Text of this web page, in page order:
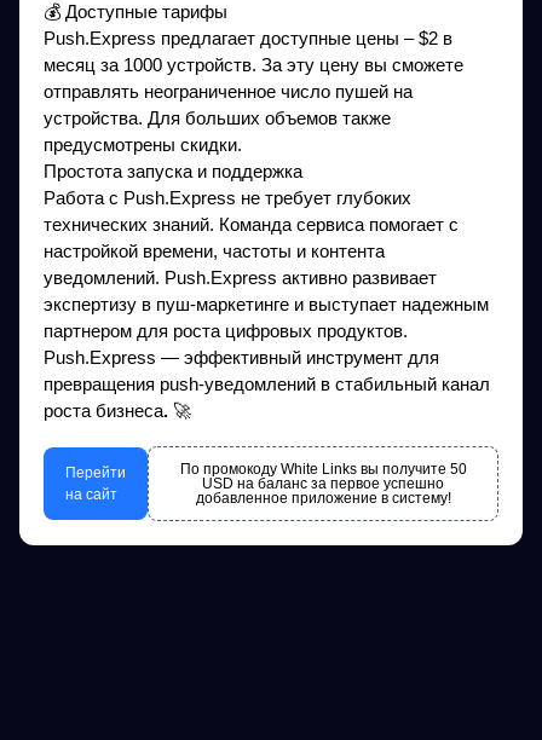
💰 Доступные тарифы
Push.Express предлагает доступные цены – $2 в
месяц за 1000 устройств. За эту цену вы сможете
отправлять неограниченное число пушей на
устройства. Для больших объемов также
предусмотрены скидки.
Простота запуска и поддержка
Работа с Push.Express не требует глубоких
технических знаний. Команда сервиса помогает с
настройкой времени, частоты и контента
уведомлений. Push.Express активно развивает
экспертизу в пуш-маркетинге и выступает надежным
партнером для роста цифровых продуктов.
Push.Express — эффективный инструмент для
превращения push-уведомлений в стабильный канал
роста бизнеса. 🚀
Перейти
на сайт
По промокоду White Links вы получите 50
USD на баланс за первое успешно
добавленное приложение в систему!